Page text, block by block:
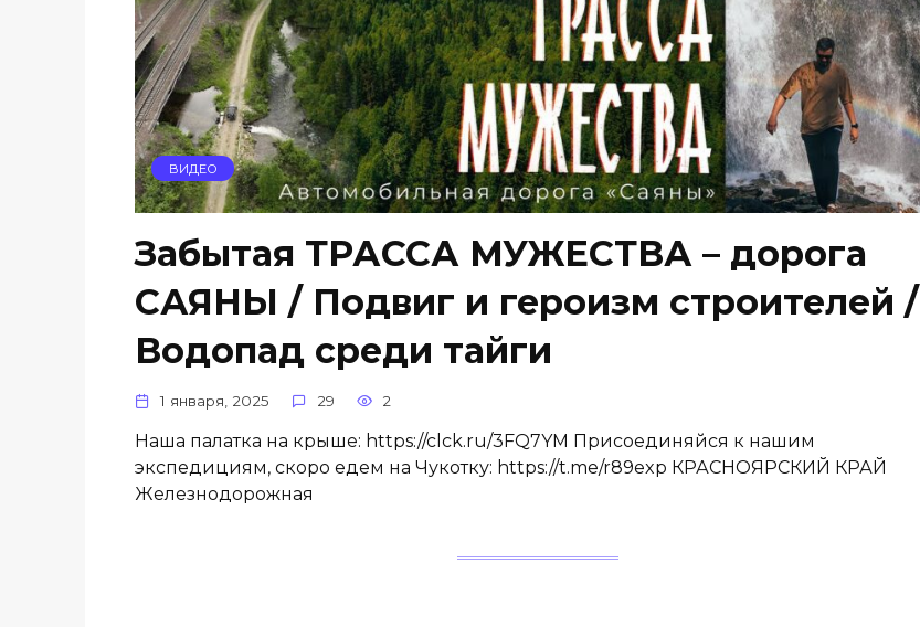
ВИДЕО
Забытая ТРАССА МУЖЕСТВА – дорога
САЯНЫ / Подвиг и героизм строителей /
Водопад среди тайги
1 января, 2025 29 2
Наша палатка на крыше: https://clck.ru/3FQ7YM Присоединяйся к нашим
экспедициям, скоро едем на Чукотку: https://t.me/r89exp КРАСНОЯРСКИЙ КРАЙ
Железнодорожная